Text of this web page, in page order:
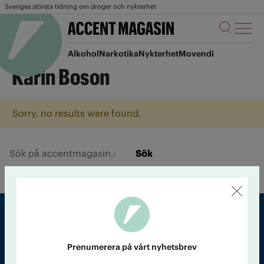
Sveriges största tidning om droger och nykterhet
AlkoholNarkotikaNykterhetMovendi
Karin Boson
Sorry, no results were found.
Sök
Prenumerera på vårt nyhetsbrev